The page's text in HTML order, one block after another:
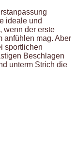
ideale und
wenn der erste
anfühlen mag. Aber
sportlichen
Beschlagen
unterm Strich die